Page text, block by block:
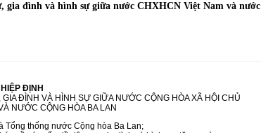
gia đình và hình sự giữa nước CHXHCN Việt Nam và nước
HIỆP ĐỊNH
ĐÌNH VÀ HÌNH SỰ GIỮA NƯỚC CỘNG HÒA XÃ HỘI CHỦ
NƯỚC CỘNG HÒA BA LAN
Tổng thống nước Cộng hòa Ba Lan;